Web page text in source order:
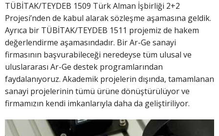
TÜBİTAK/TEYDEB 1509 Türk Alman İşbirliği 2+2
Projesi’nden de kabul alarak sözleşme aşamasına geldik.
Ayrıca bir TÜBİTAK/TEYDEB 1511 projemiz de hakem
değerlendirme aşamasındadır. Bir Ar-Ge sanayi
firmasının başvurabileceği neredeyse tüm ulusal ve
uluslararası Ar-Ge destek programlarından
faydalanıyoruz. Akademik projelerin dışında, tamamlanan
sanayi projelerinin tümü ürüne dönüştürülüyor ve
firmamızın kendi imkanlarıyla daha da geliştiriliyor.